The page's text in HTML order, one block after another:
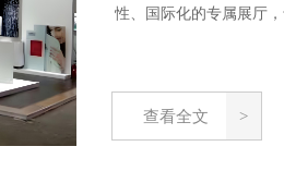
性、国际化的专属展厅
查看全文